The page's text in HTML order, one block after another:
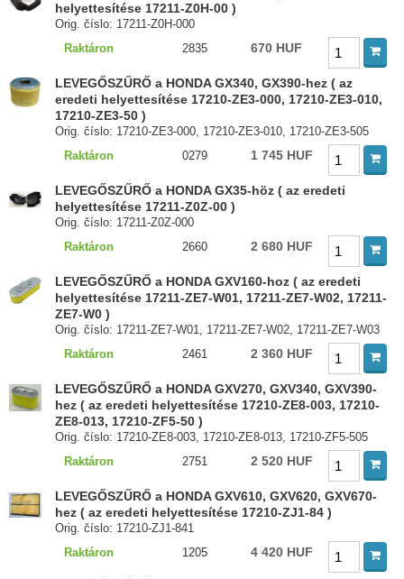
helyettesítése 17211-Z0H-00 )
Orig. číslo: 17211-Z0H-000
Raktáron
2835 670 HUF
LEVEGŐSZŰRŐ a HONDA GX340, GX390-hez ( az
eredeti helyettesítése 17210-ZE3-000, 17210-ZE3-010,
17210-ZE3-50 )
Orig. číslo: 17210-ZE3-000, 17210-ZE3-010, 17210-ZE3-505
Raktáron
0279 1 745 HUF
LEVEGŐSZŰRŐ a HONDA GX35-höz ( az eredeti
helyettesítése 17211-Z0Z-00 )
Orig. číslo: 17211-Z0Z-000
Raktáron
2660 2 680 HUF
LEVEGŐSZŰRŐ a HONDA GXV160-hoz ( az eredeti
helyettesítése 17211-ZE7-W01, 17211-ZE7-W02, 17211-
ZE7-W0 )
Orig. číslo: 17211-ZE7-W01, 17211-ZE7-W02, 17211-ZE7-W03
Raktáron
2461 2 360 HUF
LEVEGŐSZŰRŐ a HONDA GXV270, GXV340, GXV390-
hez ( az eredeti helyettesítése 17210-ZE8-003, 17210-
ZE8-013, 17210-ZF5-50 )
Orig. číslo: 17210-ZE8-003, 17210-ZE8-013, 17210-ZF5-505
Raktáron
2751 2 520 HUF
LEVEGŐSZŰRŐ a HONDA GXV610, GXV620, GXV670-
hez ( az eredeti helyettesítése 17210-ZJ1-84 )
Orig. číslo: 17210-ZJ1-841
Raktáron
1205 4 420 HUF